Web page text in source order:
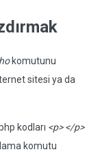
komutunu
sitesi ya da
kodları <p> </p>
komutu